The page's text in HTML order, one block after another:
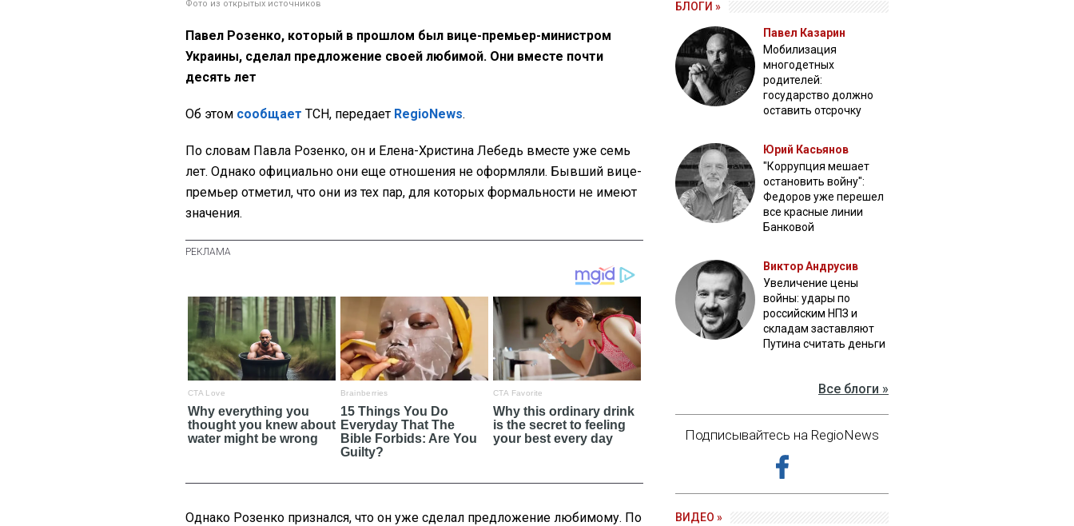
Фото из открытых источников
Павел Розенко, который в прошлом был вице-премьер-министром
Украины, сделал предложение своей любимой. Они вместе почти
десять лет
Об этом сообщает ТСН, передает RegioNews.
По словам Павла Розенко, он и Елена-Христина Лебедь вместе уже семь
лет. Однако официально они еще отношения не оформляли. Бывший вице-
премьер отметил, что они из тех пар, для которых формальности не имеют
значения.
Однако Розенко признался, что он уже сделал предложение любимому. По
БЛОГИ »
Павел Казарин
Мобилизация
многодетных
родителей:
государство должно
оставить отсрочку
Юрий Касьянов
"Коррупция мешает
остановить войну":
Федоров уже перешел
все красные линии
Банковой
Виктор Андрусив
Увеличение цены
войны: удары по
российским НПЗ и
складам заставляют
Путина считать деньги
Все блоги »
Подписывайтесь на RegioNews
ВИДЕО »